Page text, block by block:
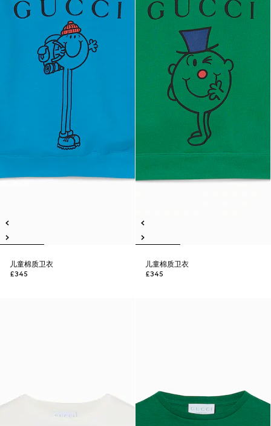
儿童棉质卫衣
£345
儿童棉质卫衣
£345